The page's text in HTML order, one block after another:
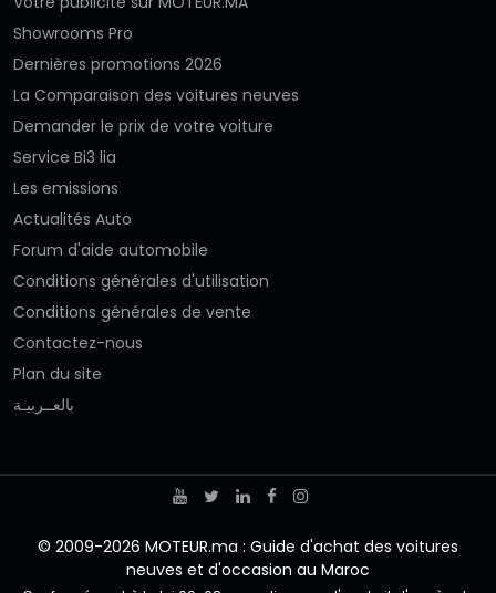
Showrooms Pro
Dernières promotions 2026
La Comparaison des voitures neuves
Demander le prix de votre voiture
Service Bi3 lia
Les emissions
Actualités Auto
Forum d'aide automobile
Conditions générales d'utilisation
Conditions générales de vente
Contactez-nous
Plan du site
بالعــربيـة
© 2009-2026 MOTEUR.ma : Guide d'achat des voitures
neuves et d'occasion au Maroc